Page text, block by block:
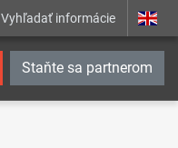
Vyhľadať informácie
Staňte sa partnerom